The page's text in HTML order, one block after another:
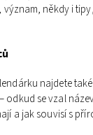
někdy i
najdete
odkud se vzal
a jak souvisí s